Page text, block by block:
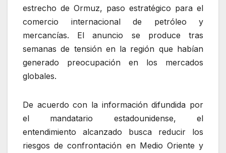
estrecho de Ormuz, paso estratégico para el
comercio internacional de petróleo y
mercancías. El anuncio se produce tras
semanas de tensión en la región que habían
generado preocupación en los mercados
globales.
De acuerdo con la información difundida por
el mandatario estadounidense, el
entendimiento alcanzado busca reducir los
riesgos de confrontación en Medio Oriente y